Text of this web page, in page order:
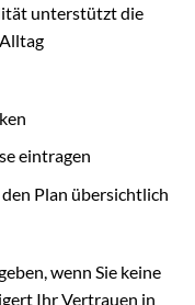
unterstützt die
eintragen
Plan übersichtlich
wenn Sie keine
Ihr Vertrauen in